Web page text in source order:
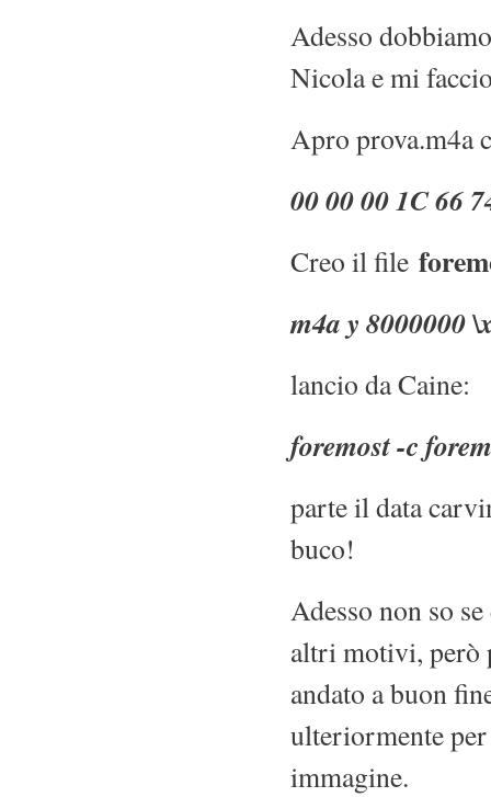
Adesso
Nicola e mi
Apro prova.m4a
00 00 00 1C 66
Creo il file
m4a y 8000000
lancio da Caine:
foremost -c
parte il data
buco!
Adesso non so
altri motivi, però
andato a buon
ulteriormente
immagine.